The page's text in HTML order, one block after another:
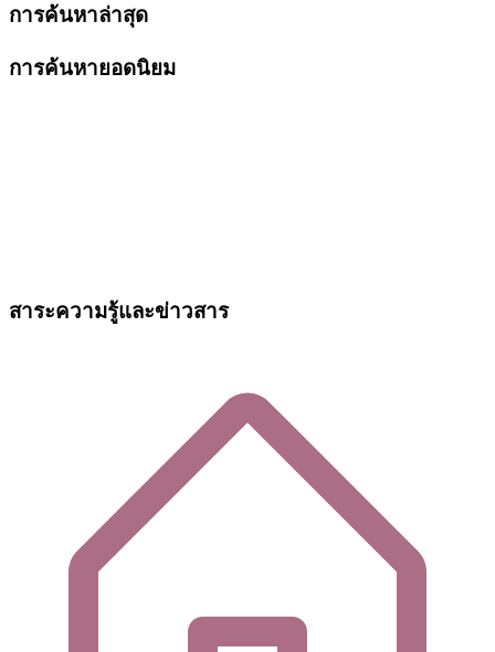
การค้นหาล่าสุด
การค้นหายอดนิยม
สาระความรู้และข่าวสาร